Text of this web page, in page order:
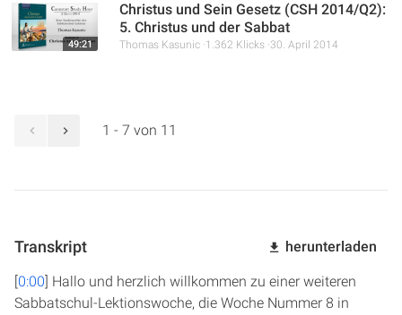
49:21
Christus und Sein Gesetz (CSH 2014/Q2):
5. Christus und der Sabbat
Thomas Kasunic 1.362 Klicks 30. April 2014
1 - 7 von 11
Transkript herunterladen
[0:00] Hallo und herzlich willkommen zu einer weiteren
Sabbatschul-Lektionswoche, die Woche Nummer 8 in